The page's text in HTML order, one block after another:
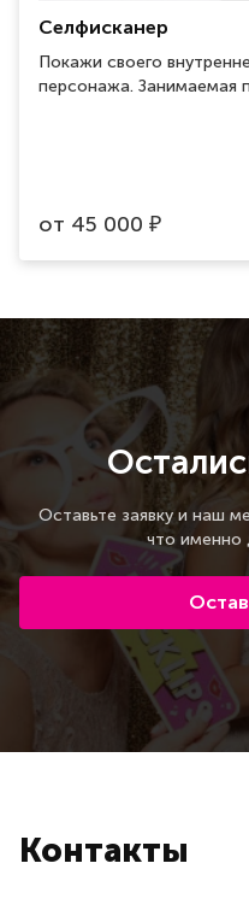
Селфисканер
Покажи своего
персонажа. Занимаемая
от 45 000 ₽
Оставьте заявку и наш
что именно
Контакты